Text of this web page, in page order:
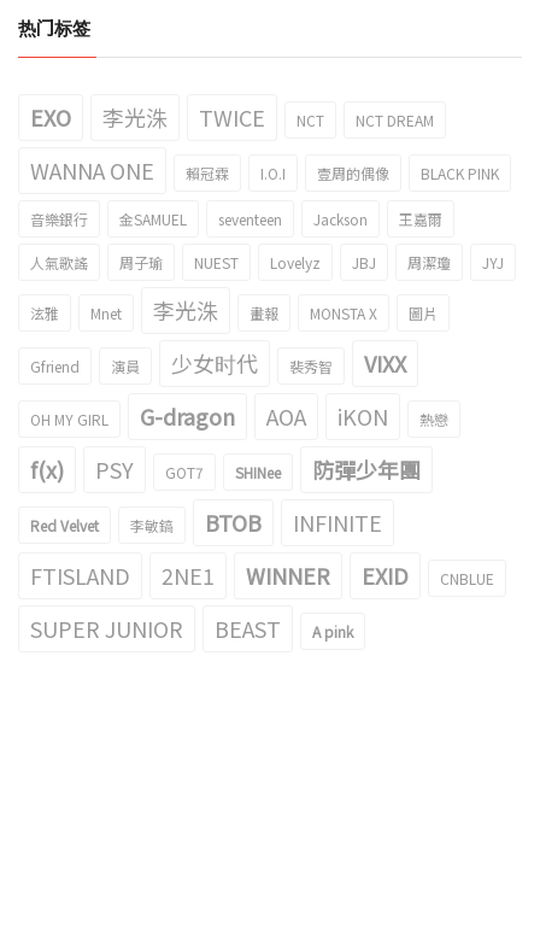
热门标签
EXO 李光洙 TWICE NCT NCT DREAM
WANNA ONE 賴冠霖 I.O.I 壹周的偶像 BLACK PINK
音樂銀行 金SAMUEL seventeen Jackson 王嘉爾
人氣歌謠 周子瑜 NUEST Lovelyz JBJ 周潔瓊 JYJ
泫雅 Mnet 李光洙 畫報 MONSTA X 圖片
Gfriend 演員 少女时代 裴秀智 VIXX
OH MY GIRL G-dragon AOA iKON 熱戀
f(x) PSY GOT7 SHINee 防彈少年團
Red Velvet 李敏鎬 BTOB
INFINITE
FTISLAND
2NE1 WINNER EXID CNBLUE
SUPER JUNIOR BEAST A pink